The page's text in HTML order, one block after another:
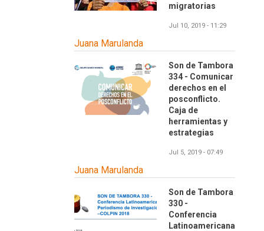
migratorias
Jul 10, 2019 - 11:29
Juana Marulanda
Son de Tambora
334 - Comunicar
derechos en el
posconflicto.
Caja de
herramientas y
estrategias
Jul 5, 2019 - 07:49
Juana Marulanda
Son de Tambora
330 -
Conferencia
Latinoamericana